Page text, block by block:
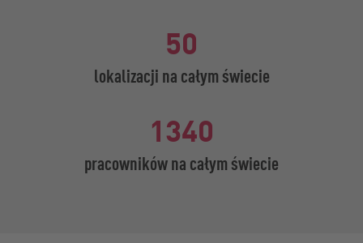
50
lokalizacji na całym świecie
1340
pracowników na całym świecie